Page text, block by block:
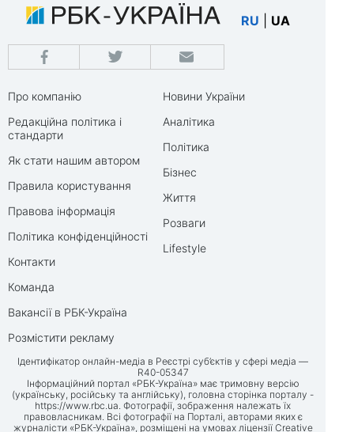
RU UA
Про компанію
Редакційна політика і
стандарти
Як стати нашим автором
Правила користування
Правова інформація
Політика конфіденційності
Контакти
Команда
Вакансії в РБК-Україна
Розмістити рекламу
Новини України
Аналітика
Політика
Бізнес
Життя
Розваги
Lifestyle
Ідентифікатор онлайн-медіа в Реєстрі суб’єктів у сфері медіа —
R40-05347
Інформаційний портал «РБК-Україна» має тримовну версію
(українську, російську та англійську), головна сторінка порталу -
https://www.rbc.ua. Фотографії, зображення належать їх
правовласникам. Всі фотографії на Порталі, авторами яких є
журналісти «РБК-Україна», розміщені на умовах ліцензії Creative